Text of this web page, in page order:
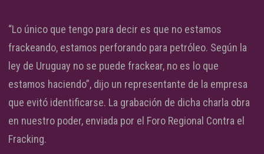
“Lo único que tengo para decir es que no estamos
frackeando, estamos perforando para petróleo. Según la
ley de Uruguay no se puede frackear, no es lo que
estamos haciendo”, dijo un representante de la empresa
que evitó identificarse. La grabación de dicha charla obra
en nuestro poder, enviada por el Foro Regional Contra el
Fracking.